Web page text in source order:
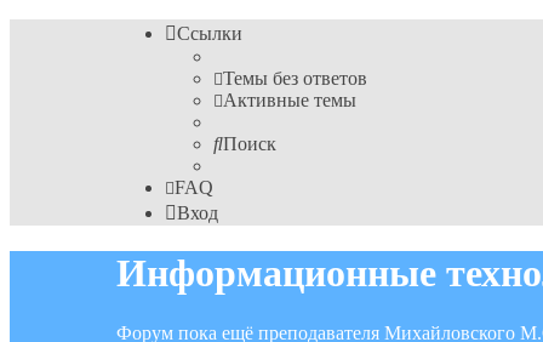
Ссылки
Темы без ответов
Активные темы
Поиск
FAQ
Вход
Информационные
Форум пока ещё преподавателя Михайловского